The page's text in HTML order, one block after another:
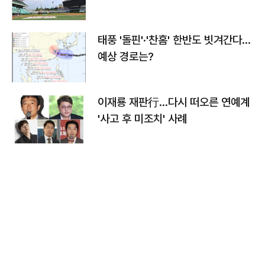
태풍 '돌핀'·'찬홈' 한반도 빗겨간다…
예상 경로는?
이재룡 재판行…다시 떠오른 연예계
'사고 후 미조치' 사례